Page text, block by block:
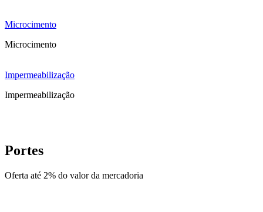
Microcimento
Microcimento
Impermeabilização
Impermeabilização
Portes
Oferta até 2% do valor da mercadoria